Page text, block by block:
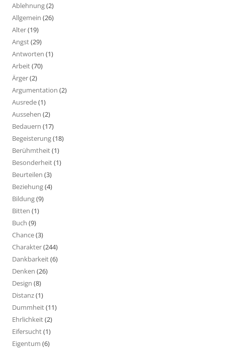
Ablehnung(2)
Allgemein (26)
Alter(19)
Angst(29)
Antworten (1)
Arbeit(70)
Ärger(2)
Argumentation (2)
Ausrede(1)
Aussehen (2)
Bedauern (17)
Begeisterung(18)
Berühmtheit(1)
Besonderheit(1)
Beurteilen (3)
Beziehung(4)
Bildung(9)
Bitten (1)
Buch (9)
Chance(3)
Charakter(244)
Dankbarkeit(6)
Denken (26)
Design (8)
Distanz(1)
Dummheit(11)
Ehrlichkeit(2)
Eifersucht(1)
Eigentum (6)